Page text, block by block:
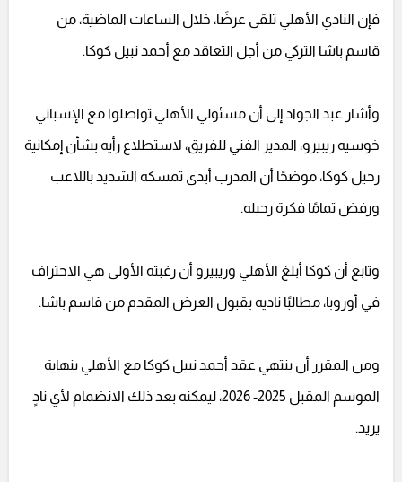
فإن النادي الأهلي تلقى عرضًا، خلال الساعات الماضية، من
قاسم باشا التركي من أجل التعاقد مع أحمد نبيل كوكا.
وأشار عبد الجواد إلى أن مسئولي الأهلي تواصلوا مع الإسباني
خوسيه ريبيرو، المدير الفني للفريق، لاستطلاع رأيه بشأن إمكانية
رحيل كوكا، موضحًا أن المدرب أبدى تمسكه الشديد باللاعب
ورفض تمامًا فكرة رحيله.
وتابع أن كوكا أبلغ الأهلي وريبيرو أن رغبته الأولى هي الاحتراف
في أوروبا، مطالبًا ناديه بقبول العرض المقدم من قاسم باشا.
ومن المقرر أن ينتهي عقد أحمد نبيل كوكا مع الأهلي بنهاية
الموسم المقبل 2025- 2026، ليمكنه بعد ذلك الانضمام لأي نادٍ
يريد.